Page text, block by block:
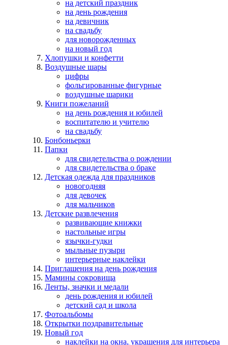
на детский праздник
на день рождения
на девичник
на свадьбу
для новорожденных
на новый год
Хлопушки и конфетти
Воздушные шары
цифры
фольгированные фигурные
воздушные шарики
Книги пожеланий
на день рождения и юбилей
воспитателю и учителю
на свадьбу
Бонбоньерки
Папки
для свидетельства о рождении
для свидетельства о браке
Детская одежда для праздников
новогодняя
для девочек
для мальчиков
Детские развлечения
развивающие книжки
настольные игры
язычки-гудки
мыльные пузыри
интерьерные наклейки
Приглашения на день рождения
Мамины сокровища
Ленты, значки и медали
день рождения и юбилей
детский сад и школа
Фотоальбомы
Открытки поздравительные
Новый год
наклейки на окна, украшения для интерьера